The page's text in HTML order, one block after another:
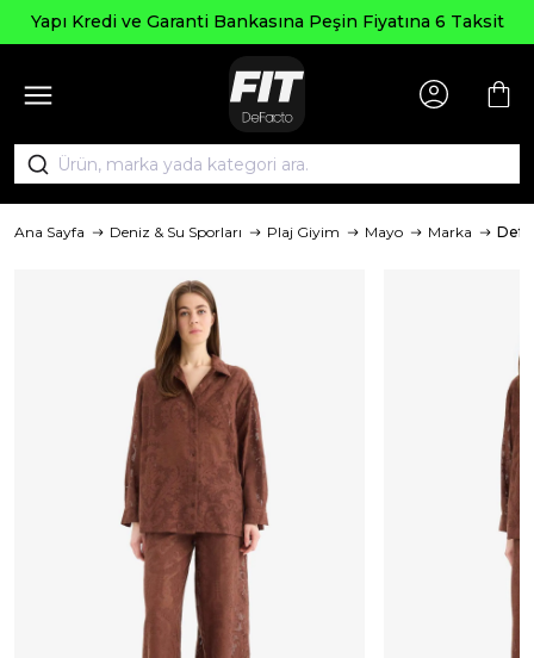
Yapı Kredi ve Garanti Bankasına Peşin Fiyatına 6 Taksit
Ana Sayfa Deniz & Su Sporları Plaj Giyim Mayo Marka